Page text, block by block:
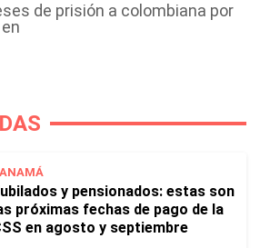
de prisión a colombiana por
y pensionados: estas son
próximas fechas de pago de la
en agosto y septiembre